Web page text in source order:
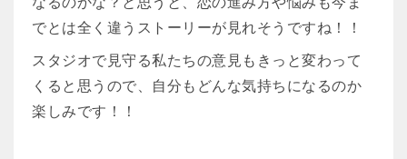
でとは全く違うストーリーが見れそうですね！！
スタジオで見守る私たちの意見もきっと変わって
くると思うので、自分もどんな気持ちになるのか
楽しみです！！